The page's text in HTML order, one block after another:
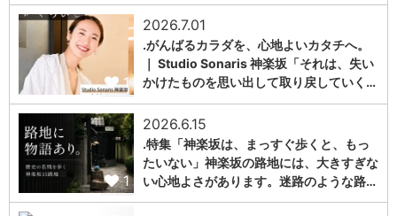
1
2026.7.01
.がんばるカラダを、心地よいカタチへ。
｜ Studio Sonaris 神楽坂「それは、失い
かけたものを思い出して取り戻していく…
1
2026.6.15
.特集「神楽坂は、まっすぐ歩くと、もっ
たいない」神楽坂の路地には、大きすぎな
い心地よさがあります。迷路のような路…